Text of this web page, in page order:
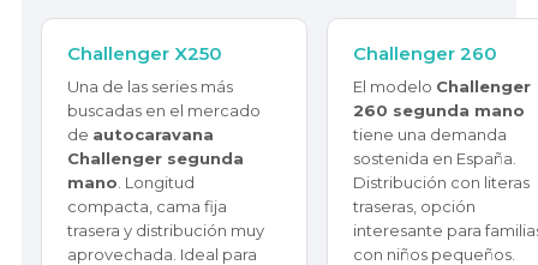
Challenger X250
Una de las series más
buscadas en el mercado
de autocaravana
Challenger segunda
mano . Longitud
compacta, cama fija
trasera y distribución muy
aprovechada. Ideal para
Challenger 260
El modelo Challenger
260 segunda mano
tiene una demanda
sostenida en España.
Distribución con literas
traseras, opción
interesante para
con niños pequeños.